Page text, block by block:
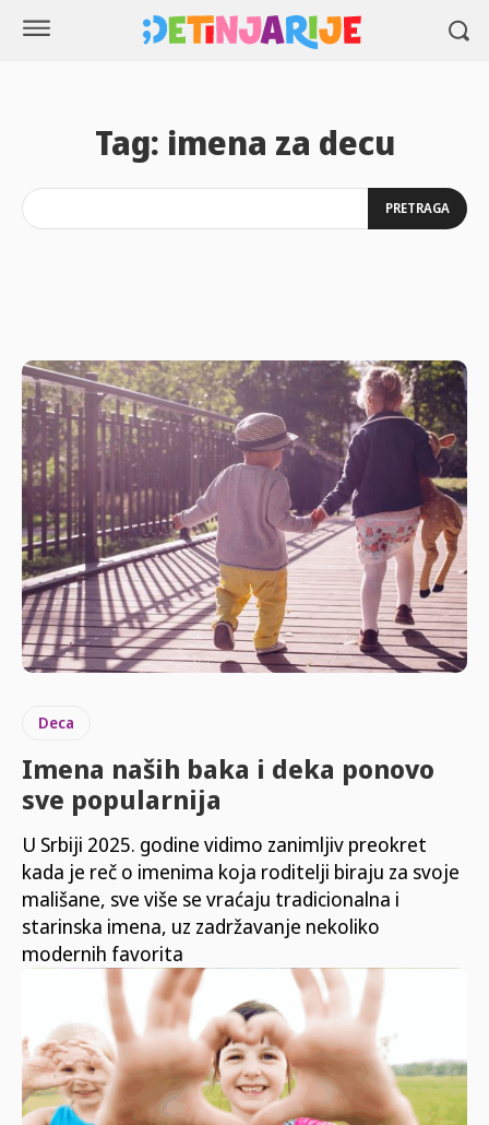
Tag: imena za decu
PRETRAGA
Deca
Imena naših baka i deka ponovo
sve popularnija
U Srbiji 2025. godine vidimo zanimljiv preokret
kada je reč o imenima koja roditelji biraju za svoje
mališane, sve više se vraćaju tradicionalna i
starinska imena, uz zadržavanje nekoliko
modernih favorita